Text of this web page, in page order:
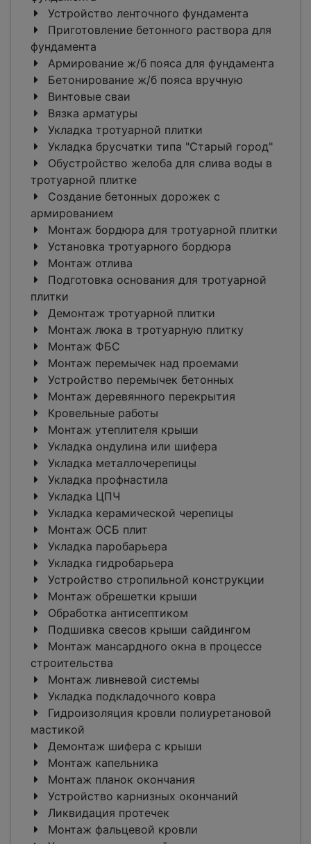
Устройство ленточного фундамента
Приготовление бетонного раствора для
фундамента
Армирование ж/б пояса для фундамента
Бетонирование ж/б пояса вручную
Винтовые сваи
Вязка арматуры
Укладка тротуарной плитки
Укладка брусчатки типа "Старый город"
Обустройство желоба для слива воды в
тротуарной плитке
Создание бетонных дорожек с
армированием
Монтаж бордюра для тротуарной плитки
Установка тротуарного бордюра
Монтаж отлива
Подготовка основания для тротуарной
плитки
Демонтаж тротуарной плитки
Монтаж люка в тротуарную плитку
Монтаж ФБС
Монтаж перемычек над проемами
Устройство перемычек бетонных
Монтаж деревянного перекрытия
Кровельные работы
Монтаж утеплителя крыши
Укладка ондулина или шифера
Укладка металлочерепицы
Укладка профнастила
Укладка ЦПЧ
Укладка керамической черепицы
Монтаж ОСБ плит
Укладка паробарьера
Укладка гидробарьера
Устройство стропильной конструкции
Монтаж обрешетки крыши
Обработка антисептиком
Подшивка свесов крыши сайдингом
Монтаж мансардного окна в процессе
строительства
Монтаж ливневой системы
Укладка подкладочного ковра
Гидроизоляция кровли полиуретановой
мастикой
Демонтаж шифера с крыши
Монтаж капельника
Монтаж планок окончания
Устройство карнизных окончаний
Ликвидация протечек
Монтаж фальцевой кровли